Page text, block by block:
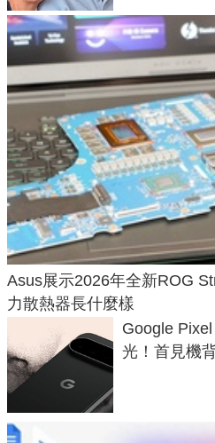
Asus展示2026年全新ROG
力散熱器長什麼樣
Google
光！首見機